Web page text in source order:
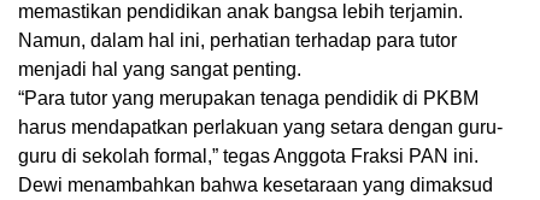
memastikan pendidikan anak bangsa lebih terjamin.
Namun, dalam hal ini, perhatian terhadap para tutor
menjadi hal yang sangat penting.
“Para tutor yang merupakan tenaga pendidik di PKBM
harus mendapatkan perlakuan yang setara dengan guru-
guru di sekolah formal,” tegas Anggota Fraksi PAN ini.
Dewi menambahkan bahwa kesetaraan yang dimaksud